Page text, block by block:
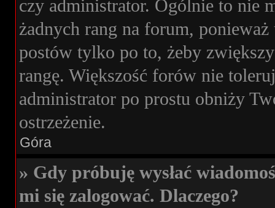
czy administrator. Ogólnie to nie
żadnych rang na forum,
postów tylko po to, żeby
rangę. Większość forów nie
administrator po prostu obniży
ostrzeżenie.
Góra
» Gdy próbuję wysłać
mi się zalogować. Dlaczego?